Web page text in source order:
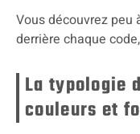
Vous découvrez peu
derrière chaque
La typologie
couleurs et